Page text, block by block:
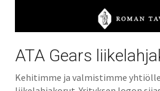
ATA Gears
Kehitimme ja valmistimme yhtiölle